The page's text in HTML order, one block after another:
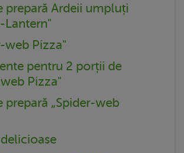
prepară Ardeii umpluți
Lantern"
web Pizza"
pentru 2 porții de
Pizza"
prepară „Spider-web
delicioase